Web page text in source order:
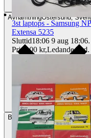
AvhämtningÖstersund,
BetalningVia Tradera
3st laptops - Samsung
Extensa 5235
Sluttid18:06 9 aug 18:06.
Pris: 100 kr,Ledande bud.